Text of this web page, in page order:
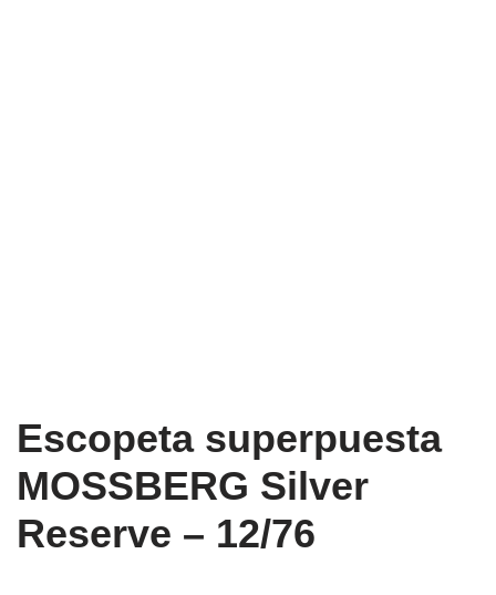
Escopeta superpuesta
MOSSBERG Silver
Reserve – 12/76